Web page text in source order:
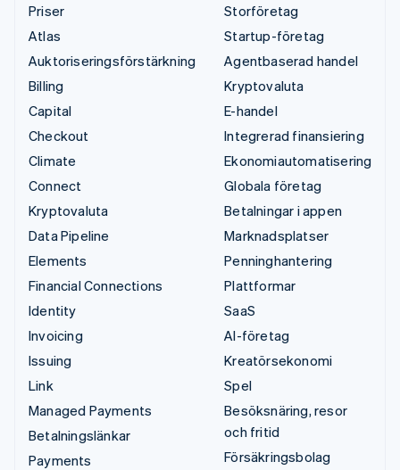
Priser
Atlas
Auktoriseringsförstärkning
Billing
Capital
Checkout
Climate
Connect
Kryptovaluta
Data Pipeline
Elements
Financial Connections
Identity
Invoicing
Issuing
Link
Managed Payments
Betalningslänkar
Payments
Storföretag
Startup-företag
Agentbaserad handel
Kryptovaluta
E-handel
Integrerad finansiering
Ekonomiautomatisering
Globala företag
Betalningar i appen
Marknadsplatser
Penninghantering
Plattformar
SaaS
AI-företag
Kreatörsekonomi
Spel
Besöksnäring, resor
och fritid
Försäkringsbolag